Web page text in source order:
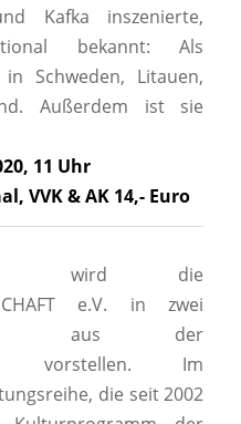
Kafka inszenierte,
bekannt: Als
Schweden, Litauen,
Außerdem ist sie
11 Uhr
VVK & AK 14,- Euro
wird die
e.V. in zwei
aus der
vorstellen. Im
die seit 2002